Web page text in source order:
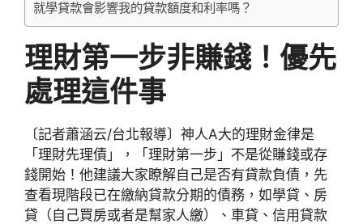
就學貸款會影響我的貸款額度和利率嗎？
理財第一步非賺錢！優先
處理這件事
〔記者蕭涵云/台北報導〕神人A大的理財金律是
「理財先理債」，「理財第一步」不是從賺錢或存
錢開始！他建議大家瞭解自己是否有貸款負債，先
查看現階段已在繳納貸款分期的債務，如學貸、房
貸（自己買房或者是幫家人繳）、車貸、信用貸款